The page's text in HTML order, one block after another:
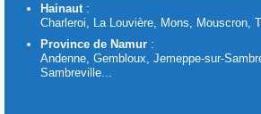
Hainaut :
Charleroi, La Louvière, Mons, Mouscron,
Province de Namur :
Andenne, Gembloux, Jemeppe-sur-
Sambreville...